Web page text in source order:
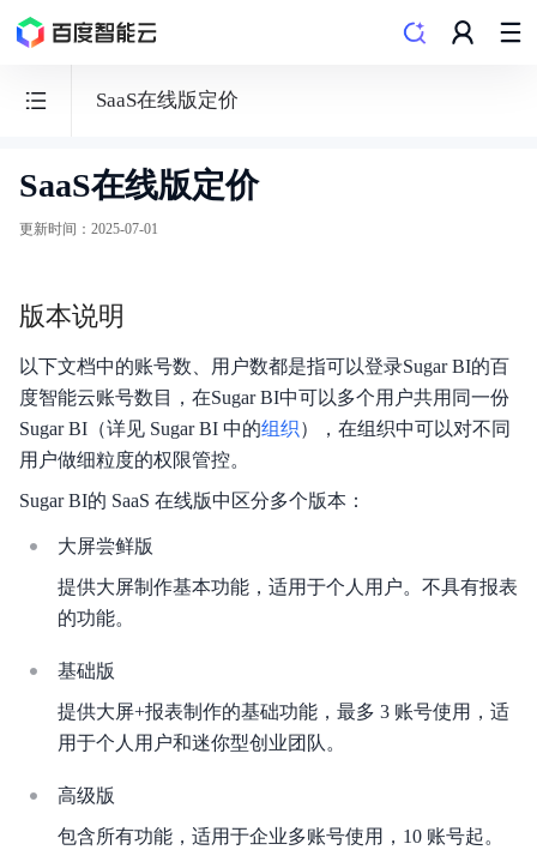
SaaS在线版定价
百
度
可
化
Sugar
BI
更新日志
快速入门
操作指南
SaaS在线版定价
更新时间 ： 2025-07-01
版本说明
以下文档中的账号数、用户数都是指可以登录Sugar BI的百
度智能云账号数目，在Sugar BI中可以多个用户共用同一份
Sugar BI（详见 Sugar BI 中的组织），在组织中可以对不同
用户做细粒度的权限管控。
Sugar BI的 SaaS 在线版中区分多个版本：
大屏尝鲜版
提供大屏制作基本功能，适用于个人用户。不具有报表
的功能。
基础版
提供大屏+报表制作的基础功能，最多 3 账号使用，适
用于个人用户和迷你型创业团队。
高级版
包含所有功能，适用于企业多账号使用，10 账号起。